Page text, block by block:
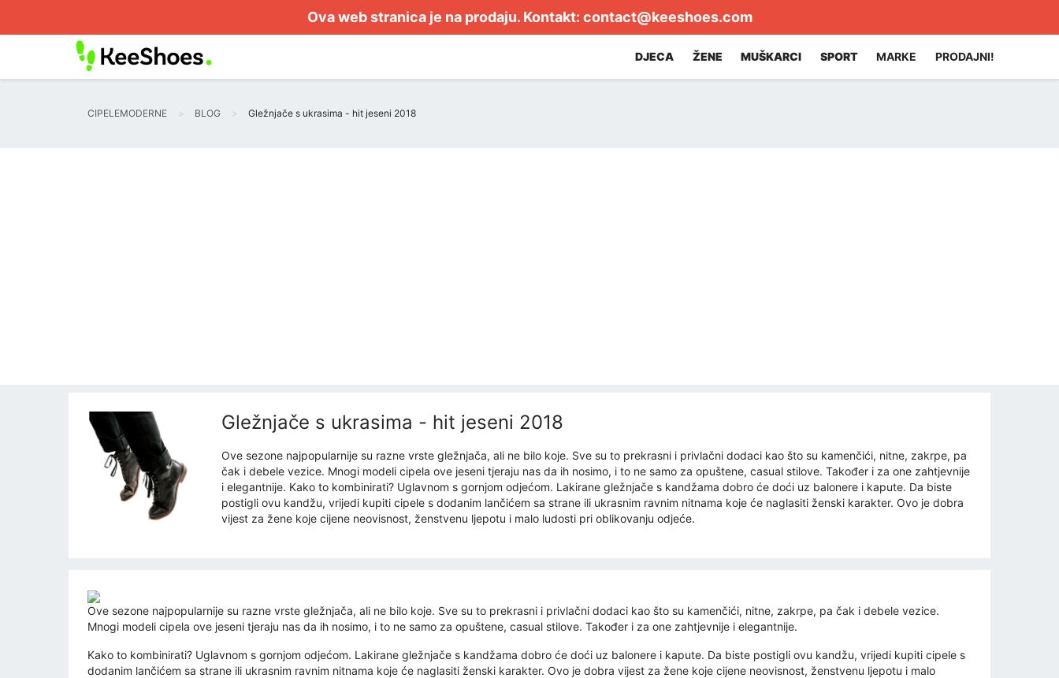
Ova web stranica je na prodaju. Kontakt: contact@keeshoes.com
DJECA ŽENE MUŠKARCI SPORT MARKE PRODAJNI!
CIPELEMODERNE BLOG Gležnjače s ukrasima - hit jeseni 2018
Gležnjače s ukrasima - hit jeseni 2018
Ove sezone najpopularnije su razne vrste gležnjača, ali ne bilo koje. Sve su to prekrasni i privlačni dodaci kao što su kamenčići, nitne, zakrpe, pa
čak i debele vezice. Mnogi modeli cipela ove jeseni tjeraju nas da ih nosimo, i to ne samo za opuštene, casual stilove. Također i za one zahtjevnije
i elegantnije. Kako to kombinirati? Uglavnom s gornjom odjećom. Lakirane gležnjače s kandžama dobro će doći uz balonere i kapute. Da biste
postigli ovu kandžu, vrijedi kupiti cipele s dodanim lančićem sa strane ili ukrasnim ravnim nitnama koje će naglasiti ženski karakter. Ovo je dobra
vijest za žene koje cijene neovisnost, ženstvenu ljepotu i malo ludosti pri oblikovanju odjeće.
Ove sezone najpopularnije su razne vrste gležnjača, ali ne bilo koje. Sve su to prekrasni i privlačni dodaci kao što su kamenčići, nitne, zakrpe, pa čak i debele vezice.
Mnogi modeli cipela ove jeseni tjeraju nas da ih nosimo, i to ne samo za opuštene, casual stilove. Također i za one zahtjevnije i elegantnije.
Kako to kombinirati? Uglavnom s gornjom odjećom. Lakirane gležnjače s kandžama dobro će doći uz balonere i kapute. Da biste postigli ovu kandžu, vrijedi kupiti cipele s
dodanim lančićem sa strane ili ukrasnim ravnim nitnama koje će naglasiti ženski karakter. Ovo je dobra vijest za žene koje cijene neovisnost, ženstvenu ljepotu i malo